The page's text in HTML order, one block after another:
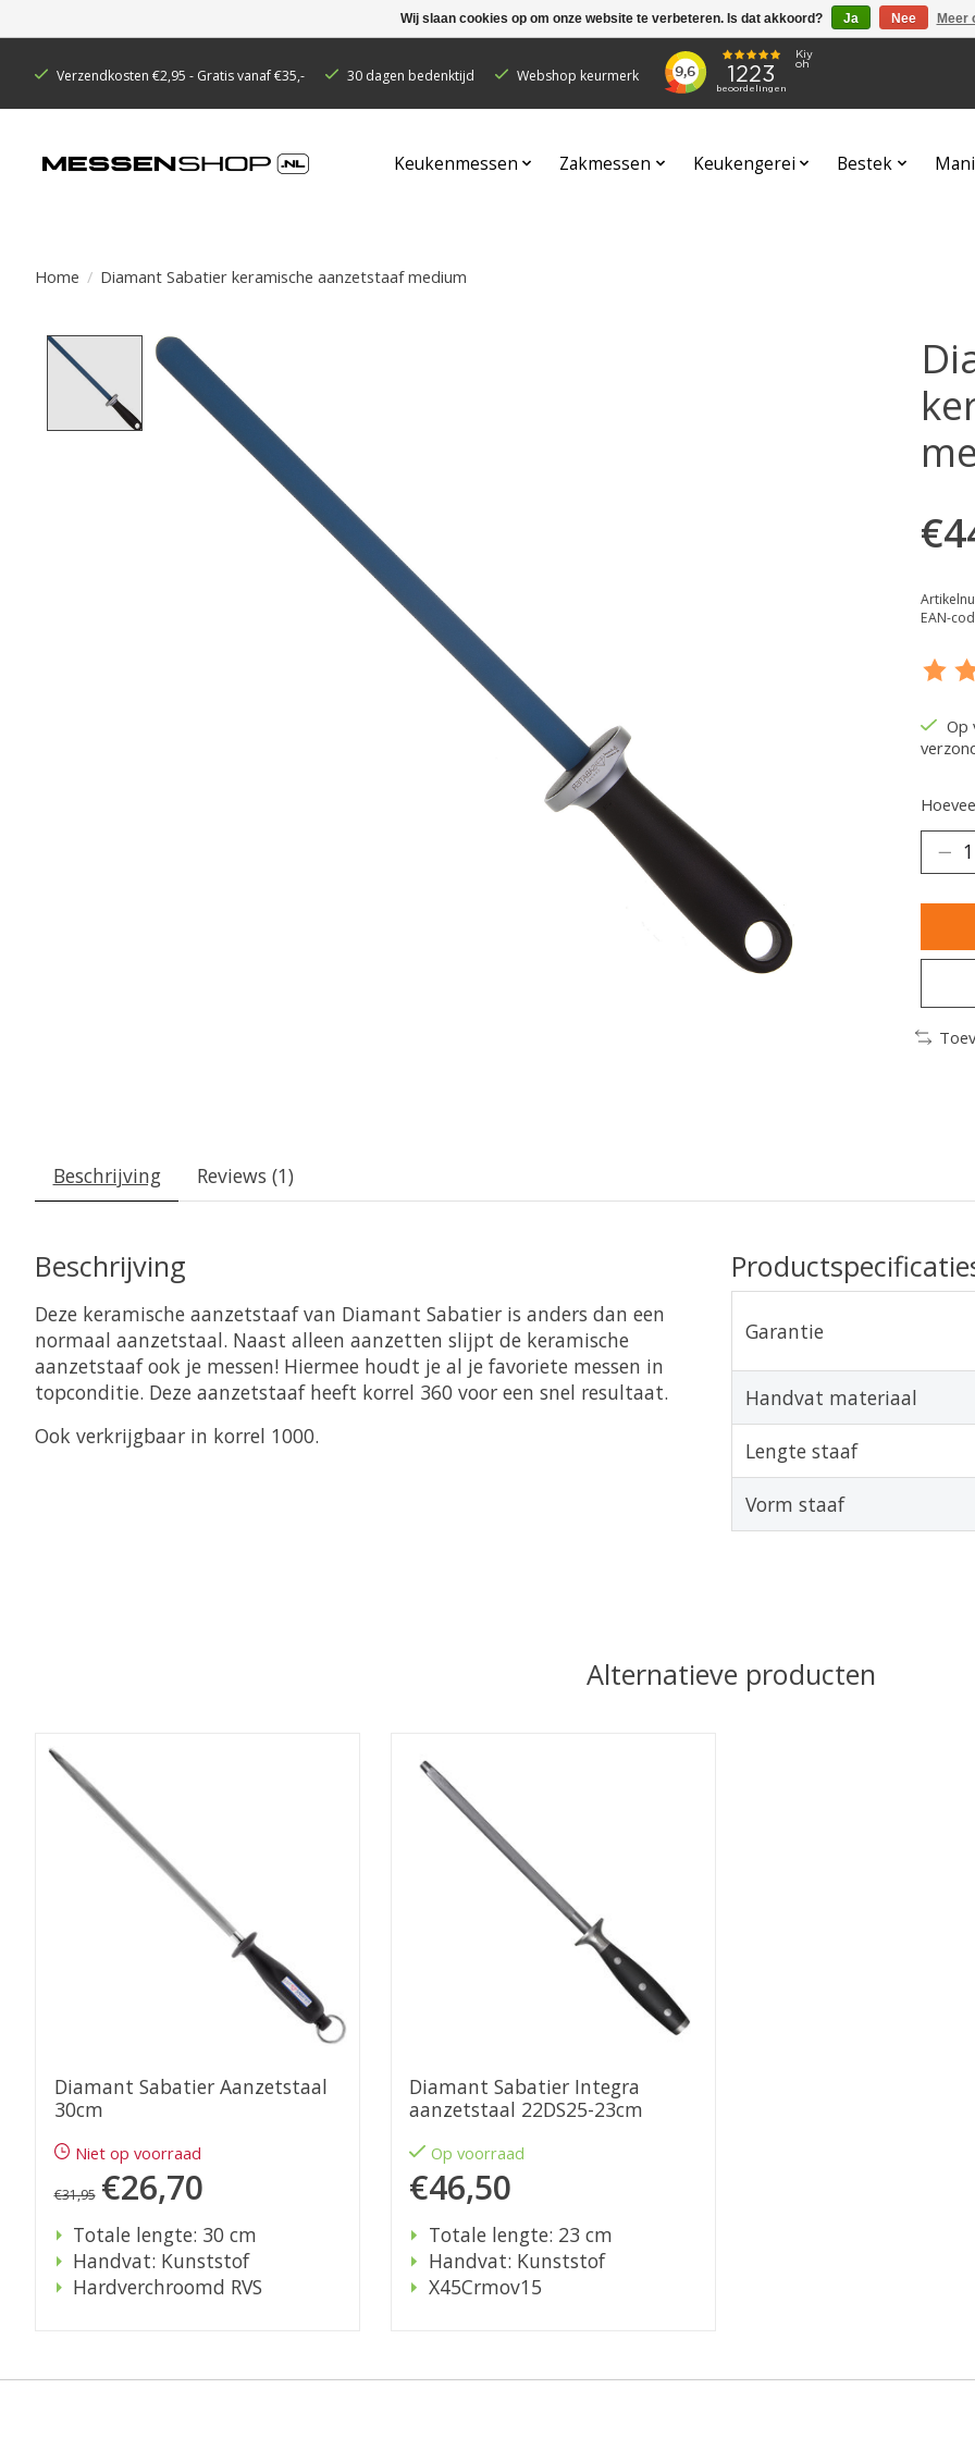
Verzendkosten €2,95 - Gratis vanaf €35,- 30 dagen bedenktijd Webshop keurmerk
Keukenmessen Zakmessen Keukengerei Bestek
Home / Diamant Sabatier keramische aanzetstaaf medium
Product image slideshow Items
EAN-
De
Op
Beschrijving Reviews (1)
Beschrijving
Deze keramische aanzetstaaf van Diamant Sabatier is anders dan een
normaal aanzetstaal. Naast alleen aanzetten slijpt de keramische
aanzetstaaf ook je messen! Hiermee houdt je al je favoriete messen in
topconditie. Deze aanzetstaaf heeft korrel 360 voor een snel resultaat.
Ook verkrijgbaar in korrel 1000.
Garantie
Handvat materiaal
Lengte staaf
Vorm staaf
Alternatieve producten
Items van productcarrousel
Diamant Sabatier Aanzetstaal
30cm
Niet op voorraad
€31,95 €26,70
Totale lengte: 30 cm
Handvat: Kunststof
Hardverchroomd RVS
Diamant Sabatier Integra
aanzetstaal 22DS25-23cm
Op voorraad
€46,50
Totale lengte: 23 cm
Handvat: Kunststof
X45Crmov15
Wij slaan cookies op om onze website te verbeteren. Is dat akkoord? Ja Nee Meer